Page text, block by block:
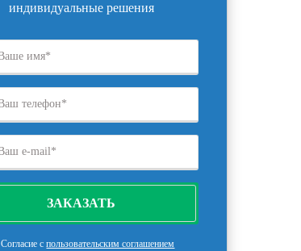
индивидуальные решения
ЗАКАЗАТЬ
Согласие спользовательским соглашением